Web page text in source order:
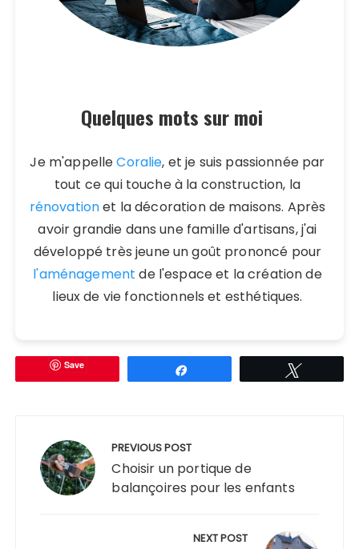
Quelques mots sur moi
Je m'appelleCoralie, et je suis passionnée par
tout ce qui touche à la construction, la
rénovationet la décoration de maisons. Après
avoir grandie dans une famille d'artisans, j'ai
développé très jeune un goût prononcé pour
l'aménagement de l'espace et la création de
lieux de vie fonctionnels et esthétiques.
Save
l’article
PREVIOUS POST
Choisir un portique de
balançoires pour les enfants
NEXT POST